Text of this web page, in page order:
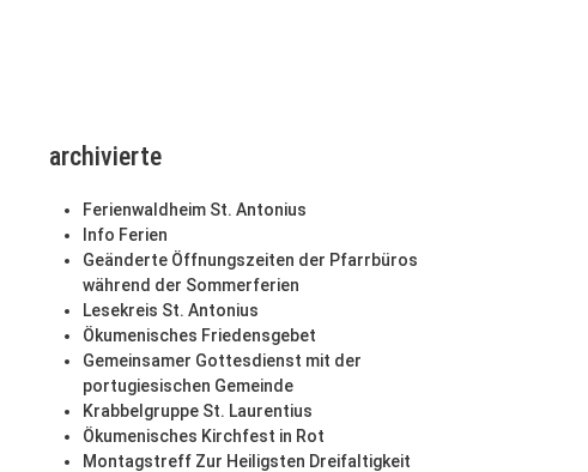
archivierte
Ferienwaldheim St. Antonius
Info Ferien
Geänderte Öffnungszeiten der Pfarrbüros
während der Sommerferien
Lesekreis St. Antonius
Ökumenisches Friedensgebet
Gemeinsamer Gottesdienst mit der
portugiesischen Gemeinde
Krabbelgruppe St. Laurentius
Ökumenisches Kirchfest in Rot
Montagstreff Zur Heiligsten Dreifaltigkeit